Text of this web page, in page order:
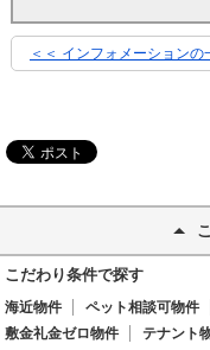
＜＜ インフォメーションの
こだわり条件で探す
海近物件 ペット相談可物件
敷金礼金ゼロ物件
テナント